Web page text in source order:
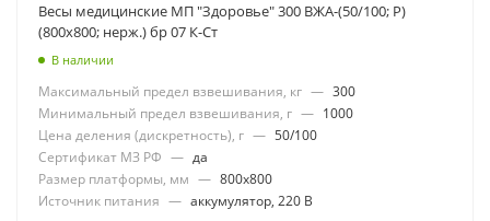
Весы медицинские МП "Здоровье" 300 ВЖА-(50/100; Р)
(800х800; нерж.) бр 07 К-Ст
В наличии
Максимальный предел взвешивания, кг — 300
Минимальный предел взвешивания, г — 1000
Цена деления (дискретность), г — 50/100
Сертификат МЗ РФ — да
Размер платформы, мм — 800x800
Источник питания — аккумулятор, 220 В